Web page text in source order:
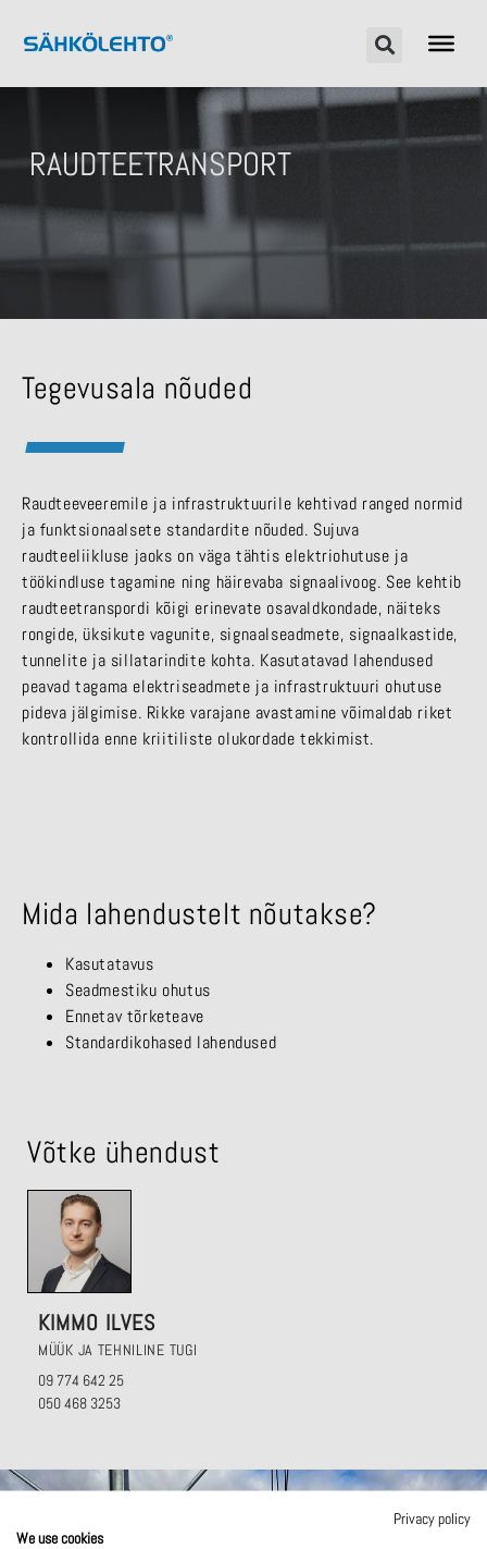
RAUDTEETRANSPORT
Tegevusala nõuded
Raudteeveeremile ja infrastruktuurile kehtivad ranged normid
ja funktsionaalsete standardite nõuded. Sujuva
raudteeliikluse jaoks on väga tähtis elektriohutuse ja
töökindluse tagamine ning häirevaba signaalivoog. See kehtib
raudteetranspordi kõigi erinevate osavaldkondade, näiteks
rongide, üksikute vagunite, signaalseadmete, signaalkastide,
tunnelite ja sillatarindite kohta. Kasutatavad lahendused
peavad tagama elektriseadmete ja infrastruktuuri ohutuse
pideva jälgimise. Rikke varajane avastamine võimaldab riket
kontrollida enne kriitiliste olukordade tekkimist.
Mida lahendustelt nõutakse?
Kasutatavus
Seadmestiku ohutus
Ennetav tõrketeave
Standardikohased lahendused
Võtke ühendust
KIMMO ILVES
MÜÜK JA TEHNILINE TUGI
09 774 642 25
050 468 3253
Privacy policy
We use cookies